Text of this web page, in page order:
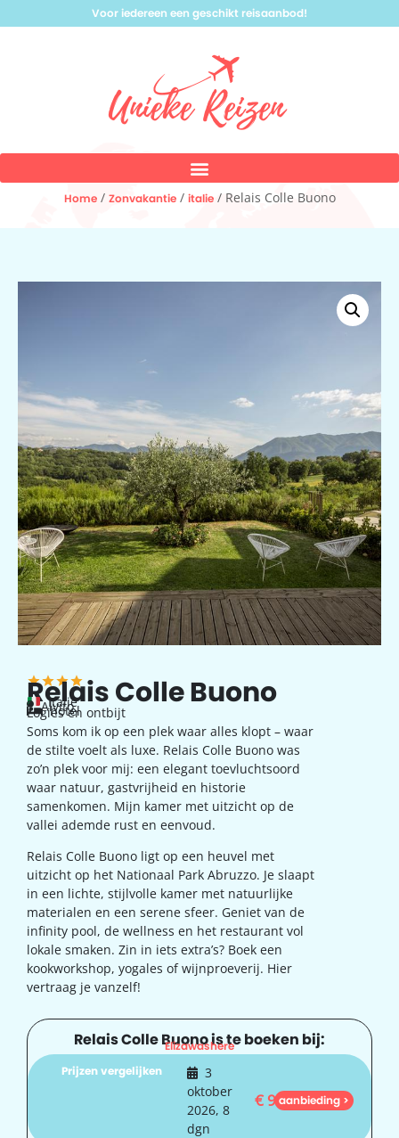
Voor iedereen een geschikt reisaanbod!
Home/ Zonvakantie/ italie/ Relais Colle Buono
Relais Colle Buono
Italië
Alvito
hotel
Logies en ontbijt
Soms kom ik op een plek waar alles klopt – waar
de stilte voelt als luxe. Relais Colle Buono was
zo’n plek voor mij: een elegant toevluchtsoord
waar natuur, gastvrijheid en historie
samenkomen. Mijn kamer met uitzicht op de
vallei ademde rust en eenvoud.
Relais Colle Buono ligt op een heuvel met
uitzicht op het Nationaal Park Abruzzo. Je slaapt
in een lichte, stijlvolle kamer met natuurlijke
materialen en een serene sfeer. Geniet van de
infinity pool, de wellness en het restaurant vol
lokale smaken. Zin in iets extra’s? Boek een
kookworkshop, yogales of wijnproeverij. Hier
vertraag je vanzelf!
Relais Colle Buono is te boeken bij:
Elizawashere
Prijzen vergelijken
3
oktober
2026, 8
dgn
€ 943
aanbieding >